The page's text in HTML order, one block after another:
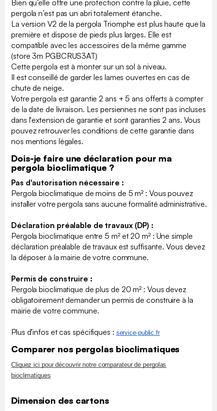
Bien qu’elle offre une protection contre la pluie, cette
pergola n’est pas un abri totalement étanche.
La version V2 de la pergola Triomphe est plus haute que la
première et dispose de pieds plus larges. Elle est
compatible avec les accessoires de la même gamme
(store 3m PGBCRUS3AT)
Cette pergola est à monter sur un sol à niveau.
Il est conseillé de garder les lames ouvertes en cas de
chute de neige.
Votre pergola est garantie 2 ans + 5 ans offerts à compter
de la date de livraison. Les persiennes ne sont pas incluses
dans l'extension de garantie et sont garanties 2 ans. Vous
pouvez retrouver les conditions de cette garantie dans
nos mentions légales.
Dois-je faire une déclaration pour ma
pergola bioclimatique ?
Pas d'autorisation nécessaire :
Pergola bioclimatique de moins de 5 m² : Vous pouvez
installer votre pergola sans aucune formalité administrative.
Déclaration préalable de travaux (DP) :
Pergola bioclimatique entre 5 m² et 20 m² : Une simple
déclaration préalable de travaux est suffisante. Vous devez
la déposer à la mairie de votre commune.
Permis de construire :
Pergola bioclimatique de plus de 20 m² : Vous devez
obligatoirement demander un permis de construire à la
mairie de votre commune.
Plus d'infos et cas spécifiques : ​service-public.fr
Comparer nos pergolas bioclimatiques
Cliquez ici pour découvrir notre comparateur de pergolas
bioclimatiques
Dimension des cartons